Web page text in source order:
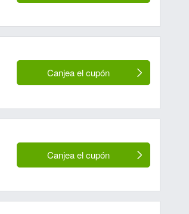
Canjea el cupón
Canjea el cupón